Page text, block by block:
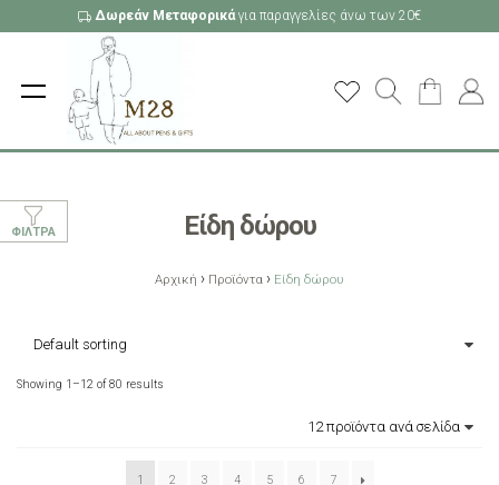
Δωρεάν Μεταφορικάγια παραγγελίες άνω των 20€
Είδη δώρου
Αρχική › Προϊόντα › Είδη δώρου
ΦΊΛΤΡΑ
Showing 1–12 of 80 results
1 2 3 4 5 6 7